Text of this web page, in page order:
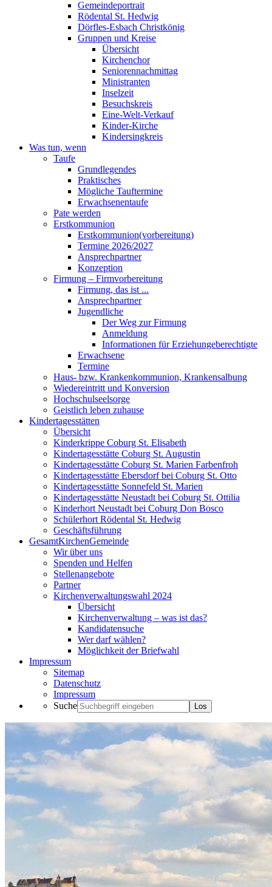
Gemeindeportrait
Rödental St. Hedwig
Dörfles-Esbach Christkönig
Gruppen und Kreise
Übersicht
Kirchenchor
Seniorennachmittag
Ministranten
Inselzeit
Besuchskreis
Eine-Welt-Verkauf
Kinder-Kirche
Kindersingkreis
Was tun, wenn
Taufe
Grundlegendes
Praktisches
Mögliche Tauftermine
Erwachsenentaufe
Pate werden
Erstkommunion
Erstkommunion(vorbereitung)
Termine 2026/2027
Ansprechpartner
Konzeption
Firmung – Firmvorbereitung
Firmung, das ist ...
Ansprechpartner
Jugendliche
Der Weg zur Firmung
Anmeldung
Informationen für Erziehungeberechtigte
Erwachsene
Termine
Haus- bzw. Krankenkommunion, Krankensalbung
Wiedereintritt und Konversion
Hochschulseelsorge
Geistlich leben zuhause
Kindertagesstätten
Übersicht
Kinderkrippe Coburg St. Elisabeth
Kindertagesstätte Coburg St. Augustin
Kindertagesstätte Coburg St. Marien Farbenfroh
Kindertagesstätte Ebersdorf bei Coburg St. Otto
Kindertagesstätte Sonnefeld St. Marien
Kindertagesstätte Neustadt bei Coburg St. Ottilia
Kinderhort Neustadt bei Coburg Don Bosco
Schülerhort Rödental St. Hedwig
Geschäftsführung
GesamtKirchenGemeinde
Wir über uns
Spenden und Helfen
Stellenangebote
Partner
Kirchenverwaltungswahl 2024
Übersicht
Kirchenverwaltung – was ist das?
Kandidatensuche
Wer darf wählen?
Möglichkeit der Briefwahl
Impressum
Sitemap
Datenschutz
Impressum
Suche
Los